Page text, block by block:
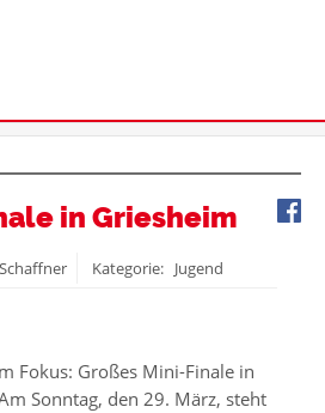
in Griesheim
Kategorie: Jugend
Fokus: Großes Mini-Finale in
Sonntag, den 29. März, steht